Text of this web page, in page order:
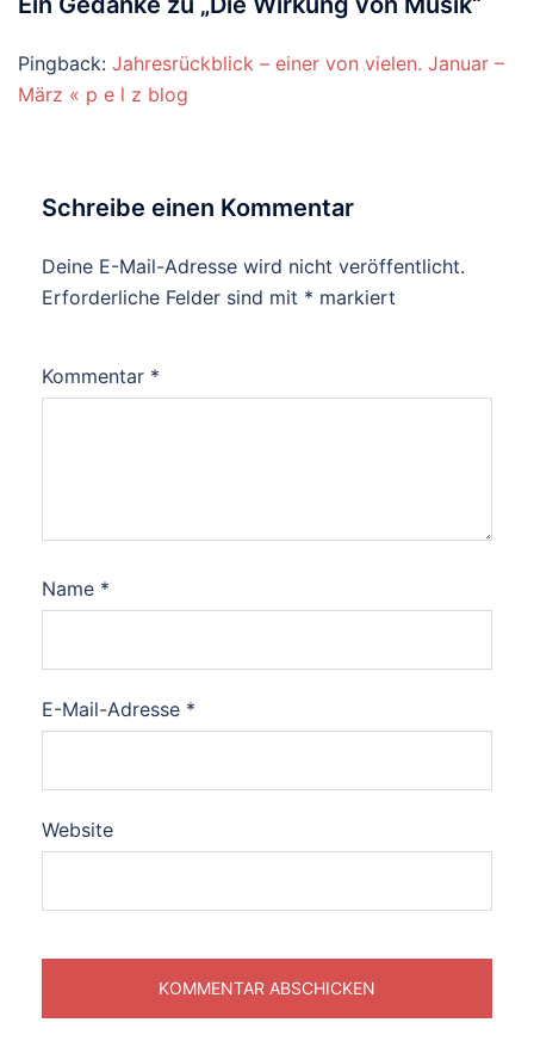
Pingback: Jahresrückblick – einer von vielen. Januar –
März « p e l z blog
Schreibe einen Kommentar
Deine E-Mail-Adresse wird nicht veröffentlicht.
Erforderliche Felder sind mit * markiert
Kommentar *
Name *
E-Mail-Adresse *
Website